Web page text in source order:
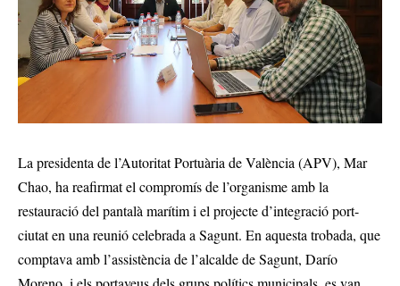
La presidenta de l’Autoritat Portuària de València (APV), Mar
Chao, ha reafirmat el compromís de l’organisme amb la
restauració del pantalà marítim i el projecte d’integració port-
ciutat en una reunió celebrada a Sagunt. En aquesta trobada, que
comptava amb l’assistència de l’alcalde de Sagunt, Darío